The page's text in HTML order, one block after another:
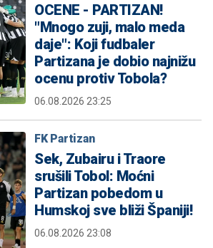
OCENE - PARTIZAN!
"Mnogo zuji, malo meda
daje": Koji fudbaler
Partizana je dobio najnižu
ocenu protiv Tobola?
06.08.2026 23:25
FK Partizan
Sek, Zubairu i Traore
srušili Tobol: Moćni
Partizan pobedom u
Humskoj sve bliži Španiji!
06.08.2026 23:08